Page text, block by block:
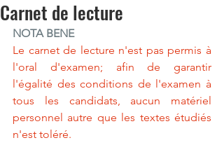
Carnet de lecture
NOTA BENE
Le carnet de lecture n'est pas permis à
l'oral d'examen; afin de garantir
l'égalité des conditions de l'examen à
tous les candidats, aucun matériel
personnel autre que les textes étudiés
n'est toléré.